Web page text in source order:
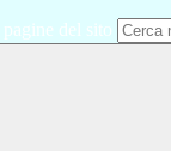
del sito